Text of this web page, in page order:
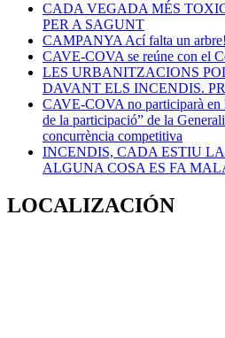
CADA VEGADA MÉS
PER A SAGUNT
CAMPANYA Ací falta un arbre!
CAVE-COVA se reúne con el
LES URBANITZACIONS
DAVANT ELS INCENDIS.
CAVE-COVA no participarà en
de la participació” de la
concurrència competitiva
INCENDIS, CADA ESTIU
ALGUNA COSA ES FA
LOCALIZACIÓN